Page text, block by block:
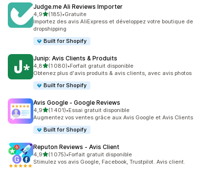
Judge.me Ali Reviews Importer
4,9étoile(s) sur 5
(185)
185 avis au total
•Gratuite
Importez des avis AliExpress et développez votre boutique de
dropshipping
Built for Shopify
Junip: Avis Clients & Produits
4,8étoile(s) sur 5
(1 080)
1080 avis au total
•Forfait gratuit disponible
Obtenez plus d'avis produits & avis clients, avec avis photos
Built for Shopify
Avis Google ‑ Google Reviews
4,9étoile(s) sur 5
(1 401)
1401 avis au total
•Essai gratuit disponible
Augmentez vos ventes grâce aux Avis Google et Avis Clients
Built for Shopify
Reputon Reviews ‑ Avis Client
4,9étoile(s) sur 5
(1 075)
1075 avis au total
•Forfait gratuit disponible
Stimulez vos avis Google, Facebook, Trustpilot. Avis client.